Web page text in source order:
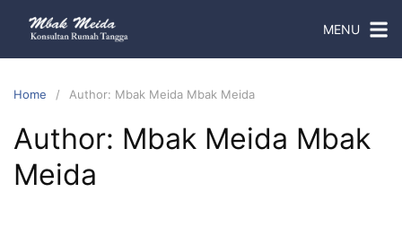
MENU
Home Author: Mbak Meida Mbak Meida
Author: Mbak Meida Mbak
Meida